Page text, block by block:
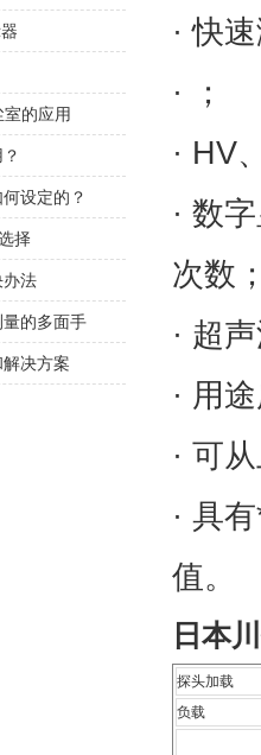
· 快
· ；
· HV
· 数
次数
· 超
· 用
· 可
· 具
值。
日本
探头加载
负载
的应用
设定的？
择
办法
的多面手
决方案